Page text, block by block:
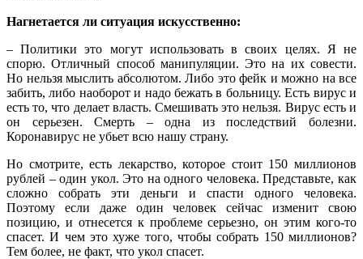
Нагнетается ли ситуация искусственно:
– Политики это могут использовать в своих целях. Я не
спорю. Отличный способ манипуляции. Это на их совести.
Но нельзя мыслить абсолютом. Либо это фейк и можно на все
забить, либо наоборот и надо бежать в больницу. Есть вирус и
есть то, что делает власть. Смешивать это нельзя. Вирус есть и
он серьезен. Смерть – одна из последствий болезни.
Коронавирус не убьет всю нашу страну.
Но смотрите, есть лекарство, которое стоит 150 миллионов
рублей – один укол. Это на одного человека. Представьте, как
сложно собрать эти деньги и спасти одного человека.
Поэтому если даже один человек сейчас изменит свою
позицию, и отнесется к проблеме серьезно, он этим кого-то
спасет. И чем это хуже того, чтобы собрать 150 миллионов?
Тем более, не факт, что укол спасет.